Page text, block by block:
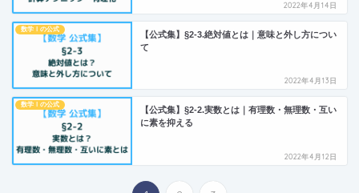
2022年4月14日
数学Ⅰの公式
【公式集】§2-3.絶対値とは｜意味と外し方につい
て
2022年4月13日
数学Ⅰの公式
【公式集】§2-2.実数とは｜有理数・無理数・互い
に素を抑える
2022年4月12日